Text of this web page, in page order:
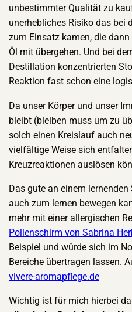
unbestimmter Qualität zu
unerhebliches Risiko das bei
zum Einsatz kamen, die
Öl mit übergehen. Und bei
Destillation konzentrierten
Reaktion fast schon eine
Da unser Körper und unser
bleibt (bleiben muss um zu
solch einen Kreislauf auch
vielfältige Weise sich
Kreuzreaktionen auslösen
Das gute an einem
auch zum lernen bewegen
mehr mit einer allergischen
Pollenschirm von Sabrina
Beispiel und würde sich im
Bereiche übertragen lassen.
vivere-aromapflege.de
Wichtig ist für mich hierbei